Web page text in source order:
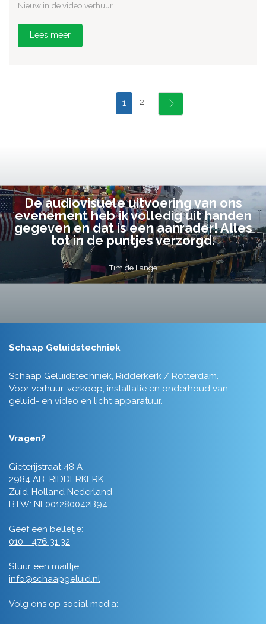
Nieuw in de video verhuur
Lees meer
1 2
De audiovisuele uitvoering van ons
evenement heb ik volledig uit handen
gegeven en dat is een aanrader! Alles
tot in de puntjes verzorgd.
Tim de Lange
Schaap Geluidstechniek
Schaap Geluidstechniek, Ridderkerk / Rotterdam.
Voor verhuur, verkoop, installatie en onderhoud van
geluid- en video en licht apparatuur.
Vragen?
Gieterijstraat 48 A
2984 AB RIDDERKERK
Zuid-Holland Nederland
BTW: NL001280042B94
Geef een belletje:
010 - 476 31 32
Stuur een mailtje:
info@schaapgeluid.nl
Volg ons op social media: